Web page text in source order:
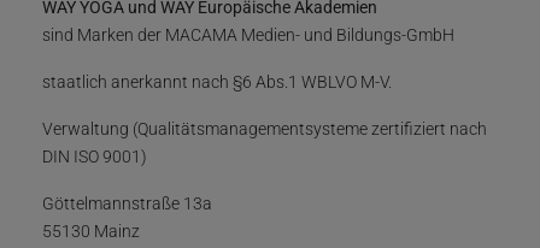
WAY YOGA und WAY Europäische Akademien
sind Marken der MACAMA Medien- und Bildungs-GmbH
staatlich anerkannt nach §6 Abs.1 WBLVO M-V.
Verwaltung (Qualitätsmanagementsysteme zertifiziert nach
DIN ISO 9001)
Göttelmannstraße 13a
55130 Mainz